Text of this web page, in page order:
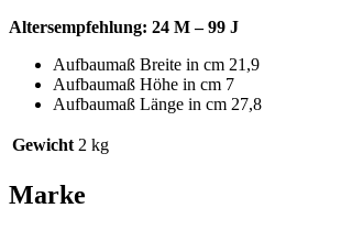
Altersempfehlung: 24 M – 99 J
Aufbaumaß Breite in cm 21,9
Aufbaumaß Höhe in cm 7
Aufbaumaß Länge in cm 27,8
Gewicht 2 kg
Marke